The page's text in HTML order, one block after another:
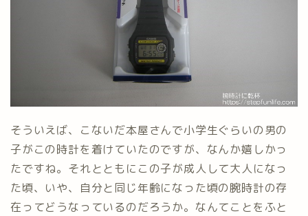
そういえば、こないだ本屋さんで小学生ぐらいの男の
子がこの時計を着けていたのですが、なんか嬉しかっ
たですね。それとともにこの子が成人して大人になっ
た頃、いや、自分と同じ年齢になった頃の腕時計の存
在ってどうなっているのだろうか。なんてことをふと